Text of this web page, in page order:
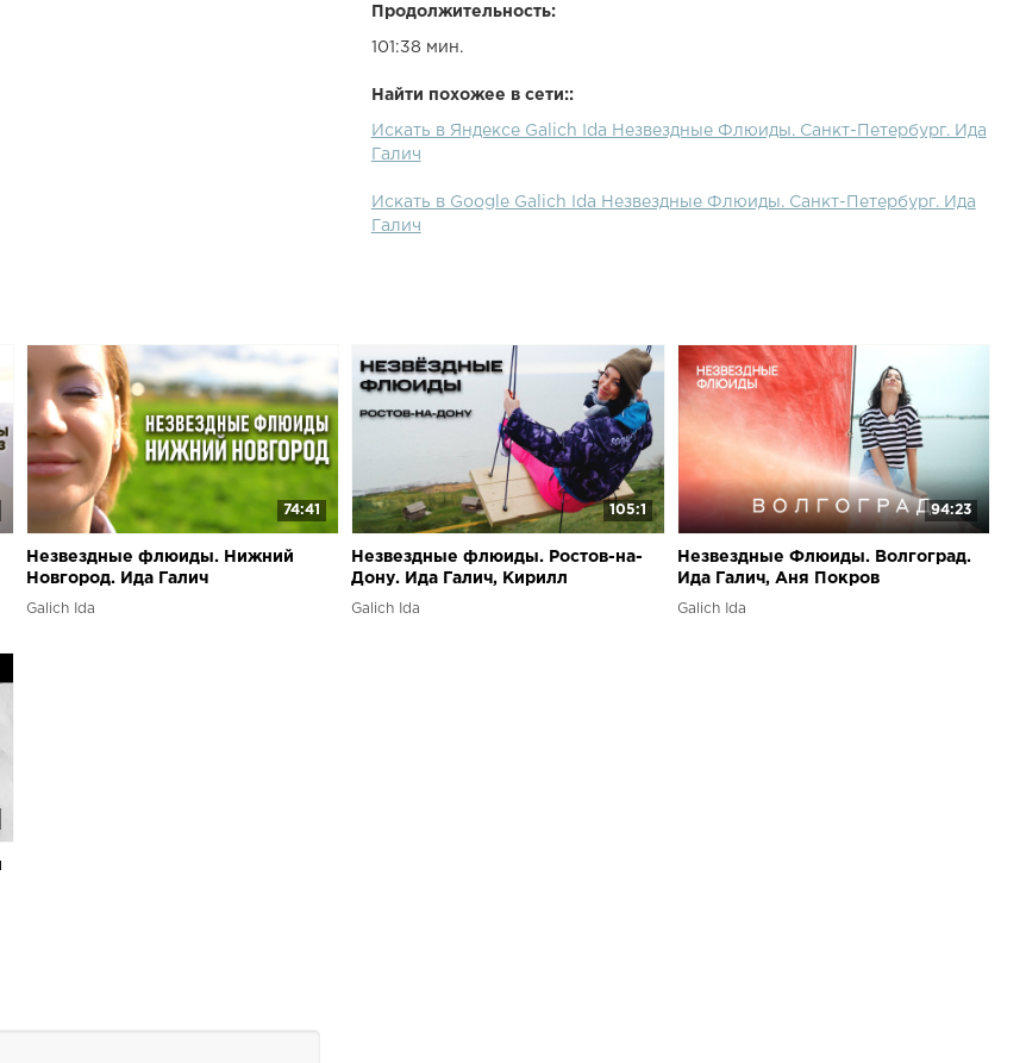
Продолжительность:
101:38 мин.
Найти похожее в сети::
Искать в Яндексе Galich Ida Незвездные Флюиды. Санкт-Петербург. Ида
Галич
Искать в Google Galich Ida Незвездные Флюиды. Санкт-Петербург. Ида
Галич
74:41
Незвездные флюиды. Нижний
Новгород. Ида Галич
Galich Ida
105:1
Незвездные флюиды. Ростов-на-
Дону. Ида Галич, Кирилл
Серебренников.
Galich Ida
94:23
Незвездные Флюиды. Волгоград.
Ида Галич, Аня Покров
Galich Ida